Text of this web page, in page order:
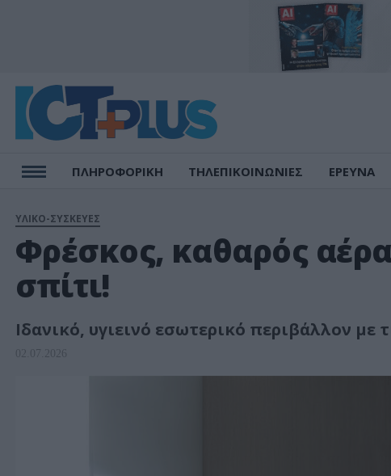
ΠΛΗΡΟΦΟΡΙΚΗ ΤΗΛΕΠΙΚΟΙΝΩΝΙΕΣ ΕΡΕΥΝΑ
ΥΛΙΚΟ-ΣΥΣΚΕΥΕΣ
Φρέσκος, καθαρός
σπίτι!
Ιδανικό, υγιεινό εσωτερικό περιβάλλον
02.07.2026